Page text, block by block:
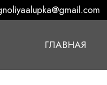
ГЛАВНАЯ